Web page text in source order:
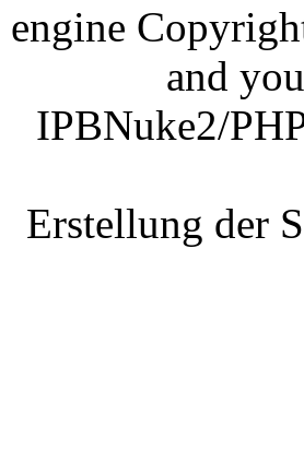
engine
and
IPBNuke2/
Erstellung der